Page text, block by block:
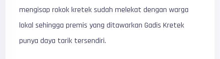
mengisap rokok kretek sudah melekat dengan warga
lokal sehingga premis yang ditawarkan Gadis Kretek
punya daya tarik tersendiri.